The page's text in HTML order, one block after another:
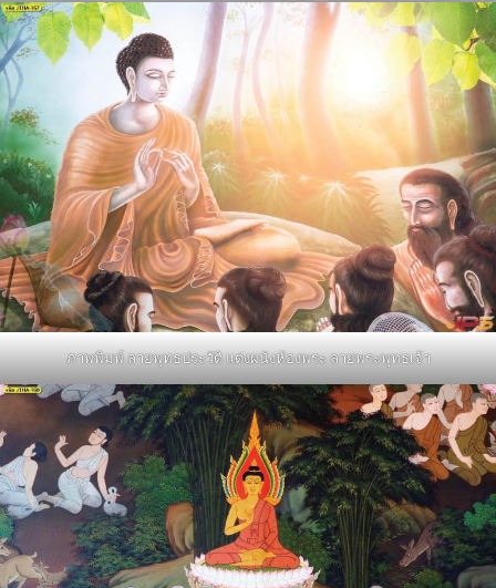
ภาพพิมพ์ ลายพุทธประวัติ แต่งผนังห้องพระ ลายพระพุทธเจ้า